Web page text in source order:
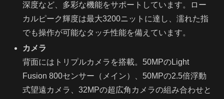
深度など、多彩な機能をサポートしています。ロー
カルピーク輝度は最大3200ニットに達し、濡れた指
でも操作が可能なタッチ性能を備えています。
カメラ
背面にはトリプルカメラを搭載。50MPのLight
Fusion 800センサー（メイン）、50MPの2.5倍浮動
式望遠カメラ、32MPの超広角カメラの組み合わせと